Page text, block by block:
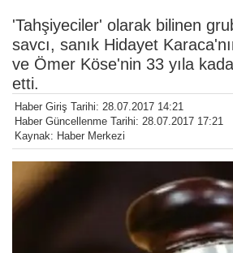
'Tahşiyeciler' olarak bilinen
savcı, sanık Hidayet
ve Ömer Köse'nin 33 yıla
etti.
Haber Giriş Tarihi: 28.07.2017 14:21
Haber Güncellenme Tarihi: 28.07.2017 17:21
Kaynak: Haber Merkezi